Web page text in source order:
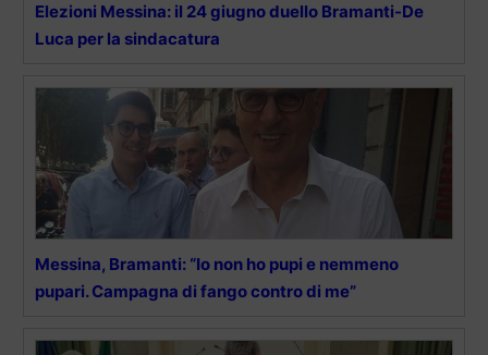
Elezioni Messina: il 24 giugno duello Bramanti-De
Luca per la sindacatura
Messina, Bramanti: “Io non ho pupi e nemmeno
pupari. Campagna di fango contro di me”